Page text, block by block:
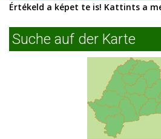
Értékeld a képet te is! Kattints a
Suche auf der Karte